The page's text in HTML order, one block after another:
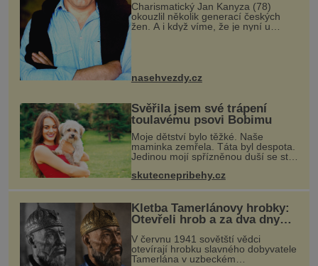
Charismatický Jan Kanyza (78)
okouzlil několik generací českých
žen. A i když víme, že je nyní u
pravdivějším herectví stýská. Sympa
nasehvezdy.cz
Svěřila jsem své trápení
toulavému psovi Bobimu
Moje dětství bylo těžké. Naše
maminka zemřela. Táta byl despota.
Jedinou mojí spřízněnou duší se stal
dítě měla peklo. Maminka zemřela,
skutecnepribehy.cz
Kletba Tamerlánovy hrobky:
Otevřeli hrob a za dva dny
Náhoda, nebo varování?
V červnu 1941 sovětští vědci
otevírají hrobku slavného dobyvatele
Tamerlána v uzbeckém